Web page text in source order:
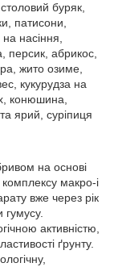
буряк,
патисони,
на насіння,
персик, абрикос,
жито озиме,
кукурудза на
конюшина,
ярий, суріпиця
на основі
макро-і
вже через рік
гумусу.
активністю,
ґрунту.